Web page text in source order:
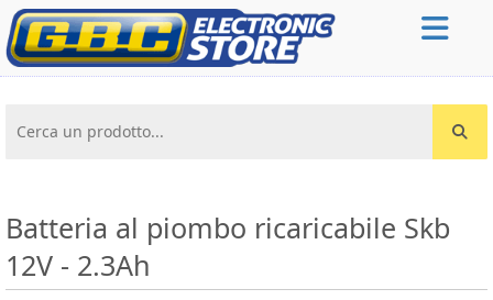
Cerca un prodotto...
Batteria al piombo ricaricabile Skb
12V - 2.3Ah